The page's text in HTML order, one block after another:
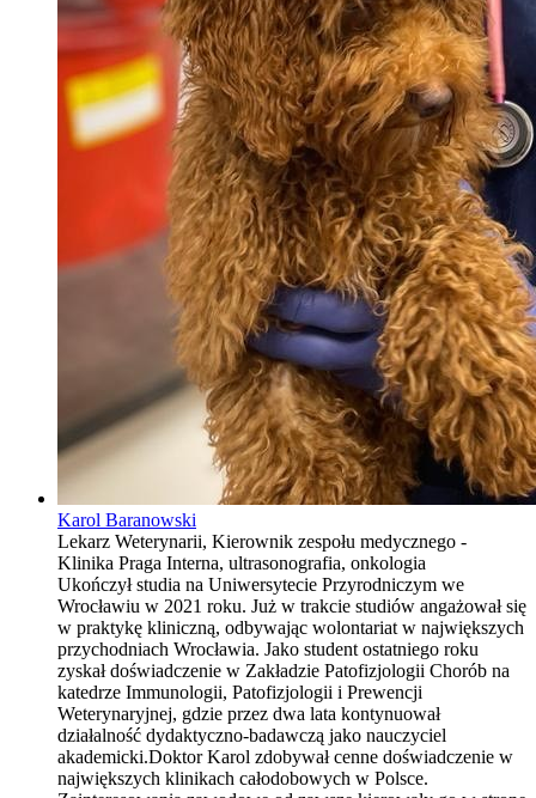
Karol Baranowski
Lekarz Weterynarii, Kierownik zespołu medycznego -
Klinika Praga Interna, ultrasonografia, onkologia
Ukończył studia na Uniwersytecie Przyrodniczym we
Wrocławiu w 2021 roku. Już w trakcie studiów angażował się
w praktykę kliniczną, odbywając wolontariat w największych
przychodniach Wrocławia. Jako student ostatniego roku
zyskał doświadczenie w Zakładzie Patofizjologii Chorób na
katedrze Immunologii, Patofizjologii i Prewencji
Weterynaryjnej, gdzie przez dwa lata kontynuował
działalność dydaktyczno-badawczą jako nauczyciel
akademicki.Doktor Karol zdobywał cenne doświadczenie w
największych klinikach całodobowych w Polsce.